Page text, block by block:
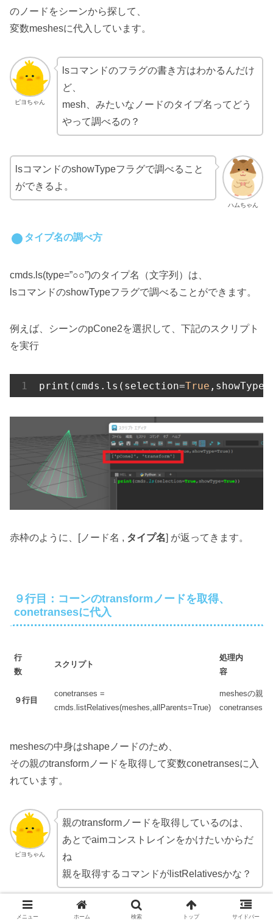
のノードをシーンから探して、
変数meshesに代入しています。
ピヨちゃん
lsコマンドのフラグの書き方はわかるんだけ
ど、
mesh、みたいなノードのタイプ名ってどう
やって調べるの？
ハムちゃん
lsコマンドのshowTypeフラグで調べること
ができるよ。
タイプ名の調べ方
cmds.ls(type=”○○”)のタイプ名（文字列）は、
lsコマンドのshowTypeフラグで調べることができます。
例えば、シーンのpCone2を選択して、下記のスクリプト
を実行
print(cmds.ls(selection=True ,showType=
赤枠のように、[ノード名 , タイプ名] が返ってきます。
９行目：コーンのtransformノードを取得、
conetransesに代入
行
数
スクリプト
処理内
容
９行目
conetranses =
cmds.listRelatives(meshes,allParents=True)
meshesの親
conetransesに
meshesの中身はshapeノードのため、
その親のtransformノードを取得して変数conetransesに入
れています。
ピヨちゃん
親のtransformノードを取得しているのは、
あとでaimコンストレインをかけたいからだ
ね
親を取得するコマンドがlistRelativesかな？
そのとおり！
メニュー ホーム 検索 トップ サイドバー